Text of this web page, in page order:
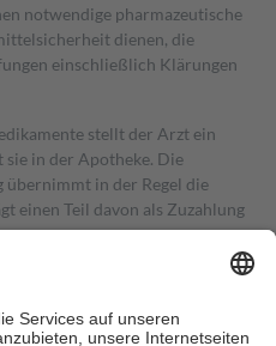
notwendige pharmazeutische
dienen, die
einschließlich Klärungen
stellt der Arzt ein
sie in der Apotheke. Die
übernimmt in der Regel die
einen Teil davon als Zuzahlung
in Höhe von zehn
nie mehr als die tatsächlichen